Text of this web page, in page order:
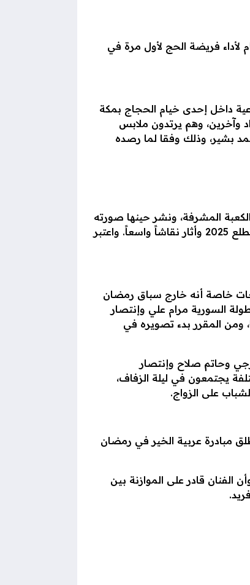
لأداء فريضة الحج لأول مرة في
داخل إحدى خيام الحجاج بمكة
وآخرين، وهم يرتدون ملابس
بشير، وذلك وفقا لما رصده
داوود من أمام الكعبة المشرفة، ونشر حينها صورته
بملابس الإحرام وعلق مازحاً: والله العظيم أنا مش ملحد، في إشارة إلى فيلمه المثير للجدل الملحد الذي عرض مطلع 2025 وأثار نقاشاً واسعاً. واعتبر
رمضان. وأكد في تصريحات خاصة أنه خارج سباق رمضان
ويشاركه البطولة السورية مرام علي وإنتصار
ومن المقرر بدء تصويره في
وحاتم صلاح وإنتصار
يجتمعون في ليلة الزفاف،
على الزواج.
مبادرة عربية الخير في رمضان
قادر على الموازنة بين